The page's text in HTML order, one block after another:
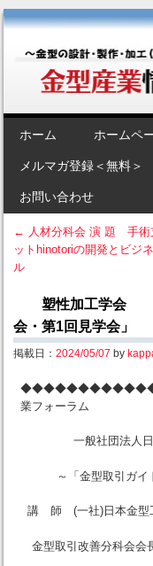
金型産業
JAPANブランド“金型”のポ
Menu
SKIP TO CONTENT
ホーム ホームペ
メルマガ登録＜無料＞
お問い合わせ
Post
← 人材分科会 演 題 手術
ットhinotoriの開発とビジ
ル
塑性加工学会 レ
会・第1回見学会」
掲載日： 2024/05/07 by
業フォーラム
一般社団法人日
～「金型取引ガイド
講 師 (一社)日本金型
金型取引改善分科会会